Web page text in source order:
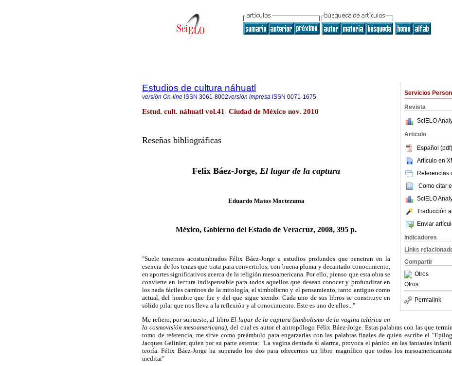
Servicios
Revista
SciELO
Articulo
Español (pdf)
Artículo en
Referencias
Como citar
SciELO
Traducción
Enviar
Indicadores
Links
Compartir
Otros
Otros
Permalink
Estudios de cultura náhuatl
versión On-line ISSN 3061-8002versión impresa ISSN 0071-1675
Estud. cult. náhuatl vol.41 Ciudad de México nov. 2010
Reseñas bibliográficas
Felix Báez-Jorge, El lugar de la captura
Eduardo Matos Moctezuma
México, Gobierno del Estado de Veracruz, 2008, 395 p.
"Suele tenernos acostumbrados Félix Báez-Jorge a estudios profundos que penetran en la
esencia de los temas que trata para convertirlos, con buena pluma y decantado conocimiento,
en aportes significativos acerca de la religión mesoamericana. Por ello, pienso que esta obra se
convierte en lectura indispensable para todos aquellos que desean conocer y profundizar en
los nada fáciles caminos de la mitología, el simbolismo y el pensamiento, tanto antiguo como
actual, del hombre que fue y del que sigue siendo. Cada uno de sus libros se constituye en
sólido pilar que nos lleva a la reflexión y al conocimiento. Este es uno de ellos..."
Me refiero, por supuesto, al libro El lugar de la captura (simbolismo de la vagina telúrica en
la cosmovisión mesoamericana), del cual es autor el antropólogo Félix Báez-Jorge. Estas palabras con las que
tomo de referencia, me sirve como preámbulo para engarzarlas con las palabras finales de quien escribe el
Jacques Galinier, quien por su parte asienta: "La vagina dentada sí alarma, provoca el pánico en las fantasías
teoría. Félix Báez-Jorge ha superado los dos para ofrecernos un libro magnífico que todos los
meditar"